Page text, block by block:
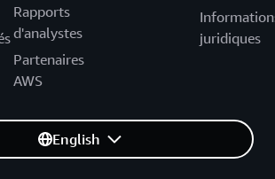
Rapports
d'analystes
Partenaires
AWS
juridiques
English